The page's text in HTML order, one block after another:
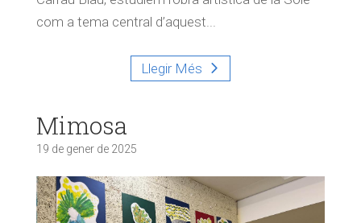
com a tema central d’aquest...
Llegir Més
Mimosa
19 de gener de 2025